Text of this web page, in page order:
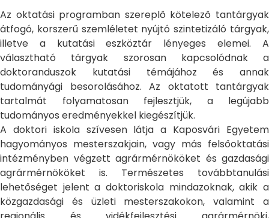
Az oktatási programban szereplő kötelező tantárgyak
átfogó, korszerű szemléletet nyújtó szintetizáló tárgyak,
illetve a kutatási eszköztár lényeges elemei. A
választható tárgyak szorosan kapcsolódnak a
doktoranduszok kutatási témájához és annak
tudományági besorolásához. Az oktatott tantárgyak
tartalmát folyamatosan fejlesztjük, a legújabb
tudományos eredményekkel kiegészítjük.
A doktori iskola szívesen látja a Kaposvári Egyetem
hagyományos mesterszakjain, vagy más felsőoktatási
intézményben végzett agrármérnököket és gazdasági
agrármérnököket is. Természetes továbbtanulási
lehetőséget jelent a doktoriskola mindazoknak, akik a
közgazdasági és üzleti mesterszakokon, valamint a